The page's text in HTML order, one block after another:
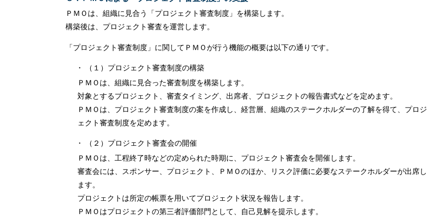
ＰＭＯは、組織に見合う「プロジェクト審査制度」を構築します。
構築後は、プロジェクト審査を運営します。
「プロジェクト審査制度」に関してＰＭＯが行う機能の概要は以下の通りです。
（１）プロジェクト審査制度の構築
ＰＭＯは、組織に見合った審査制度を構築します。
対象とするプロジェクト、審査タイミング、出席者、プロジェクトの報告書式などを定めます。
ＰＭＯは、プロジェクト審査制度の案を作成し、経営層、組織のステークホルダーの了解を得て、プロジ
ェクト審査制度を定めます。
（２）プロジェクト審査会の開催
ＰＭＯは、工程終了時などの定められた時期に、プロジェクト審査会を開催します。
審査会には、スポンサー、プロジェクト、ＰＭＯのほか、リスク評価に必要なステークホルダーが出席し
ます。
プロジェクトは所定の帳票を用いてプロジェクト状況を報告します。
ＰＭＯはプロジェクトの第三者評価部門として、自己見解を提示します。